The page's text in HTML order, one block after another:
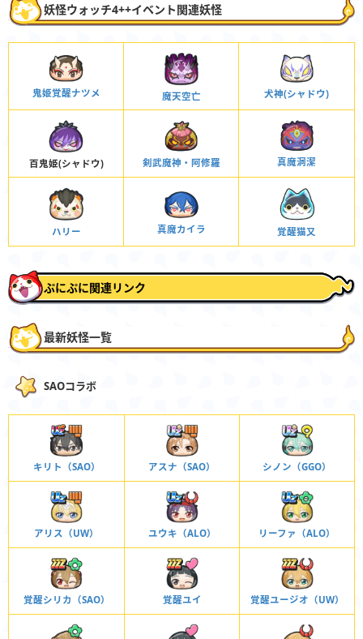
妖怪ウォッチ4++イベント関連妖怪
鬼姫覚醒ナツメ 魔天空亡 犬神(シャドウ)
百鬼姫(シャドウ) 剣武魔神・阿修羅 真魔洞潔
ハリー 真魔カイラ 覚醒猫又
ぷにぷに関連リンク
最新妖怪一覧
SAOコラボ
キリト（SAO） アスナ（SAO） シノン（GGO）
アリス（UW） ユウキ（ALO） リーファ（ALO）
覚醒シリカ（SAO） 覚醒ユイ 覚醒ユージオ（UW）